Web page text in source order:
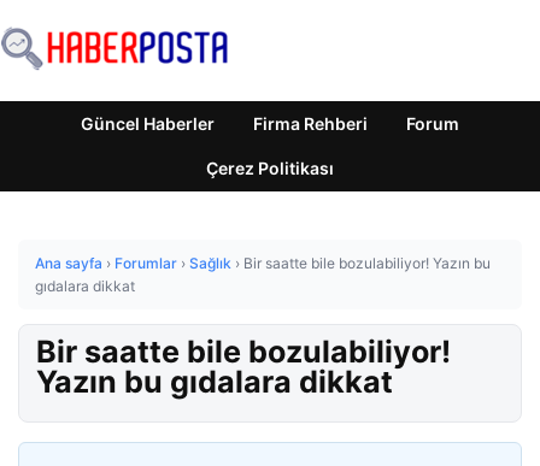
Güncel Haberler Firma Rehberi Forum
Çerez Politikası
Ana sayfa › Forumlar › Sağlık › Bir saatte bile bozulabiliyor! Yazın bu
gıdalara dikkat
Bir saatte bile bozulabiliyor!
Yazın bu gıdalara dikkat